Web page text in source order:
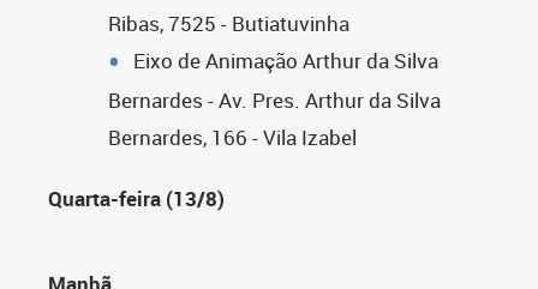
Ribas, 7525 - Butiatuvinha
Eixo de Animação Arthur da Silva
Bernardes - Av. Pres. Arthur da Silva
Bernardes, 166 - Vila Izabel
Quarta-feira (13/8)